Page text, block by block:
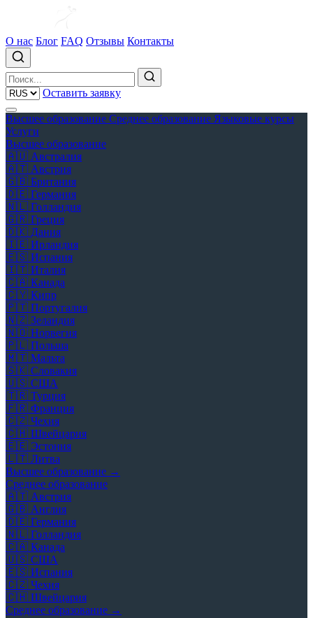
О нас Блог FAQ Отзывы Контакты
Оставить заявку
Высшее образование Среднее образование Языковые курсы
Услуги
Высшее образование
🇦🇺 Австралия
🇦🇹 Австрия
🇬🇧 Британия
🇩🇪 Германия
🇳🇱 Голландия
🇬🇷 Греция
🇩🇰 Дания
🇮🇪 Ирландия
🇪🇸 Испания
🇮🇹 Италия
🇨🇦 Канада
🇨🇾 Кипр
🇵🇹 Португалия
🇳🇿 Зеландия
🇳🇴 Норвегия
🇵🇱 Польша
🇲🇹 Мальта
🇸🇰 Словакия
🇺🇸 США
🇹🇷 Турция
🇫🇷 Франция
🇨🇿 Чехия
🇨🇭 Швейцария
🇪🇪 Эстония
🇱🇹 Литва
Высшее образование →
Среднее образование
🇦🇹 Австрия
🇬🇧 Англия
🇩🇪 Германия
🇳🇱 Голландия
🇨🇦 Канада
🇺🇸 США
🇪🇸 Испания
🇨🇿 Чехия
🇨🇭 Швейцария
Среднее образование →